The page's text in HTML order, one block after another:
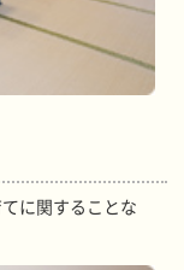
に関することな